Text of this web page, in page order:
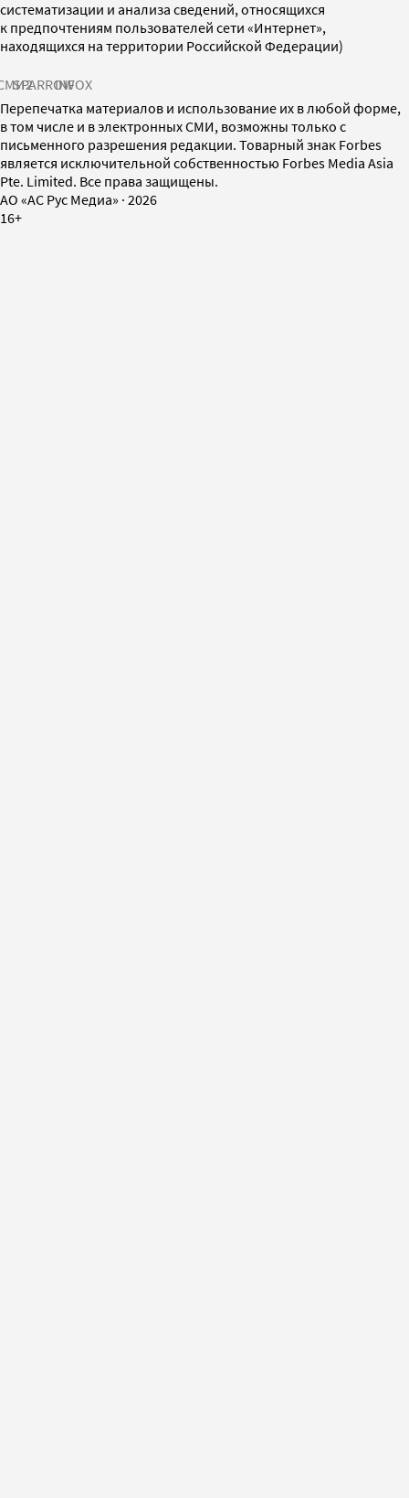
систематизации и анализа сведений, относящихся
к предпочтениям пользователей сети «Интернет»,
находящихся на территории Российской Федерации)
SPARROWINFOX
Перепечатка материалов и использование их в любой форме,
в том числе и в электронных СМИ, возможны только с
письменного разрешения редакции. Товарный знак Forbes
является исключительной собственностью Forbes Media Asia
Pte. Limited. Все права защищены.
AO «АС Рус Медиа» · 2026
16+